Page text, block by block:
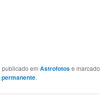
publicado em Astrofotose marcado
.